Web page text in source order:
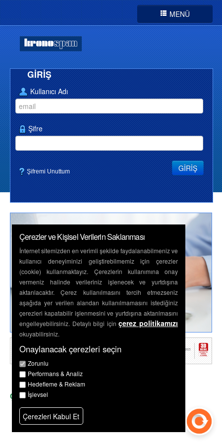
MENÜ
Diğer
Anasayfa
İptal,İade,Gizlilik
Hizmet Sözleşmeleri
İletişim
TaksitTablosu
Türkçe
Çerezler ve Kişisel Verilerin Saklanması
İnternet sitemizden en verimli şekilde faydalanabilmeniz ve
kullanıcı deneyiminizi geliştirebilmemiz için çerezler
(cookie) kullanmaktayız. Çerezlerin kullanımına onay
vermeniz halinde verileriniz işlenecek ve yurtdışına
aktarılacaktır. Çerez kullanılmasını tercih etmezseniz
aşağıda yer verilen alandan kullanılmamasını istediğiniz
çerezleri kapatabilir işlenmesini ve yurtdışına aktarılmasını
engelleyebilirsiniz. Detaylı bilgi içinçerez politikamızı
okuyabilirsiniz.
Onaylanacak çerezleri seçin
Zorunlu
Performans & Analiz
Hedefleme & Reklam
İşlevsel
Çerezleri Kabul Et
GİRİŞ
Kullanıcı Adı
Şifre
GİRİŞ
Şifremi Unuttum
Netahsilat |
Çerez Politikası